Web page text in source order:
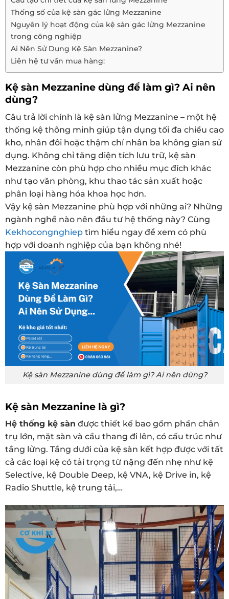
Thống số của kệ sàn gác lửng Mezzanine
Nguyên lý hoạt động của kệ sàn gác lửng Mezzanine
trong công nghiệp
Ai Nên Sử Dụng Kệ Sàn Mezzanine?
Liên hệ tư vấn mua hàng:
Kệ sàn Mezzanine dùng để làm gì? Ai nên
dùng?
Câu trả lời chính là kệ sàn lửng Mezzanine – một hệ
thống kệ thông minh giúp tận dụng tối đa chiều cao
kho, nhân đôi hoặc thậm chí nhân ba không gian sử
dụng. Không chỉ tăng diện tích lưu trữ, kệ sàn
Mezzanine còn phù hợp cho nhiều mục đích khác
như tạo văn phòng, khu thao tác sản xuất hoặc
phân loại hàng hóa khoa học hơn.
Vậy kệ sàn Mezzanine phù hợp với những ai? Những
ngành nghề nào nên đầu tư hệ thống này? Cùng
Kekhocongnghiep tìm hiểu ngay để xem có phù
hợp với doanh nghiệp của bạn không nhé!
Kệ sàn Mezzanine dùng để làm gì? Ai nên dùng?
Kệ sàn Mezzanine là gì?
Hệ thống kệ sàn được thiết kế bao gồm phần chân
trụ lớn, mặt sàn và cầu thang đi lên, có cấu trúc như
tầng lửng. Tầng dưới của kệ sàn kết hợp được với tất
cả các loại kệ có tải trọng từ nặng đến nhẹ như kệ
Selective, kệ Double Deep, kệ VNA, kệ Drive in, kệ
Radio Shuttle, kệ trung tải,…